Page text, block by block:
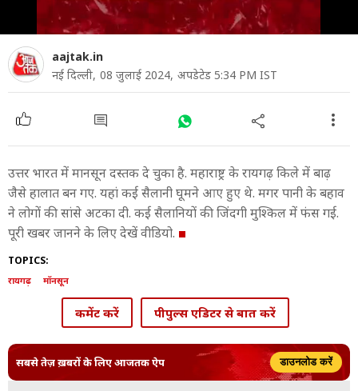
aajtak.in
नई दिल्ली, 08 जुलाई 2024, अपडेटेड 5:34 PM IST
उत्तर भारत में मानसून दस्तक दे चुका है. महाराष्ट्र के रायगढ़ किले में बाढ़
जैसे हालात बन गए. यहां कई सैलानी घूमने आए हुए थे. मगर पानी के बहाव
ने लोगों की सांसे अटका दी. कई सैलानियों की जिंदगी मुश्किल में फंस गई.
पूरी खबर जानने के लिए देखें वीडियो.
TOPICS:
रायगढ़ मॉनसून
कमेंट करें पीपुल्स एडिटर से बात करें
सबसे तेज़ ख़बरों के लिए आजतक ऐप डाउनलोड करें